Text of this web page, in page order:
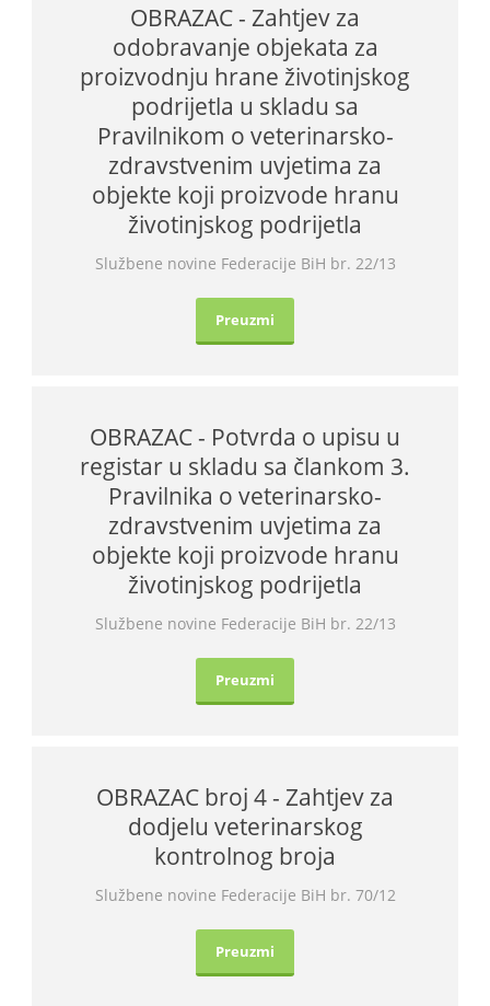
OBRAZAC - Zahtjev za
odobravanje objekata za
proizvodnju hrane životinjskog
podrijetla u skladu sa
Pravilnikom o veterinarsko-
zdravstvenim uvjetima za
objekte koji proizvode hranu
životinjskog podrijetla
Službene novine Federacije BiH br. 22/13
Preuzmi
OBRAZAC - Potvrda o upisu u
registar u skladu sa člankom 3.
Pravilnika o veterinarsko-
zdravstvenim uvjetima za
objekte koji proizvode hranu
životinjskog podrijetla
Službene novine Federacije BiH br. 22/13
Preuzmi
OBRAZAC broj 4 - Zahtjev za
dodjelu veterinarskog
kontrolnog broja
Službene novine Federacije BiH br. 70/12
Preuzmi